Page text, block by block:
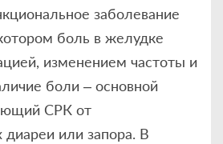
заболевание
боль в желудке
изменением частоты и
боли – основной
СРК от
или запора. В